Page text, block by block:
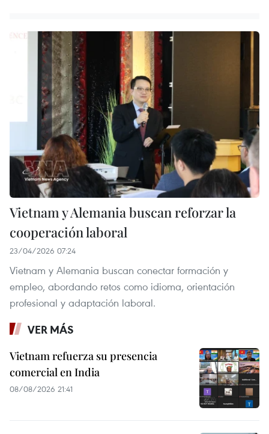
Vietnam y Alemania buscan reforzar la
cooperación laboral
23/04/2026 07:24
Vietnam y Alemania buscan conectar formación y
empleo, abordando retos como idioma, orientación
profesional y adaptación laboral.
VER MÁS
Vietnam refuerza su presencia
comercial en India
08/08/2026 21:41